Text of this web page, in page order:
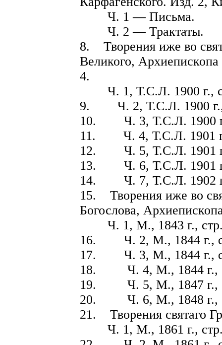
Ч. 1 — Письма.
Ч. 2 — Трактаты.
8. Творения иже во
Великого,
4.
Ч. 1, Т.С.Л. 1900 г.,
9. Ч. 2, Т.С.Л. 1900 г.,
10. Ч. 3, Т.С.Л. 1900
11. Ч. 4, Т.С.Л. 1901
12. Ч. 5, Т.С.Л. 1901
13. Ч. 6, Т.С.Л. 1901
14. Ч. 7, Т.С.Л. 1902
15. Творения иже во
Богослова,
Ч. 1, М., 1843 г., стр.
16. Ч. 2, М., 1844 г.,
17. Ч. 3, М., 1844 г.,
18. Ч. 4, М., 1844 г.,
19. Ч. 5, М., 1847 г.,
20. Ч. 6, М., 1848 г.,
21. Творения святаго
Ч. 1, М., 1861 г., стр.